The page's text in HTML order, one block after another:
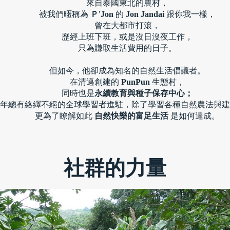
來自泰國東北的農村，
被我們暱稱為 Ｐ'Jon 的 Jon Jandai 跟你我一樣，
曾在大都市打滾，
歷經上班下班，或是沒日沒夜工作，
只為賺取生活費用的日子。
但如今，他卻成為知名的自然生活倡議者。
在清邁創建的 PunPun 生態村，
同時也是永續教育與種子保存中心；
總有絡繹不絕的全球學習者進駐，除了學習各種自然農法與
更為了瞭解如此 自然快樂的富足生活 是如何達成。
社群的力量